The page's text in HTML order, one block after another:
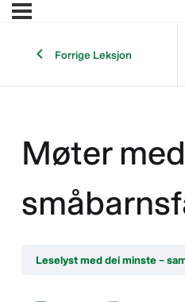
Forrige Leksjon
Møter med